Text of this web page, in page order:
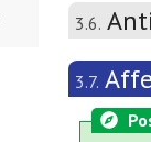
3.6.
3.7.